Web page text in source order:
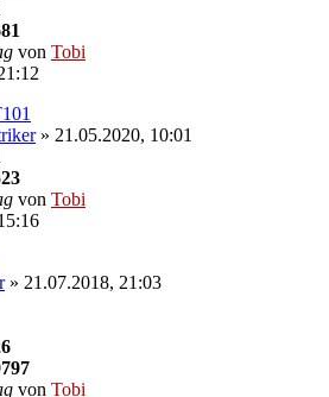
von Tobi
» 21.05.2020, 10:01
von Tobi
» 21.07.2018, 21:03
von Tobi